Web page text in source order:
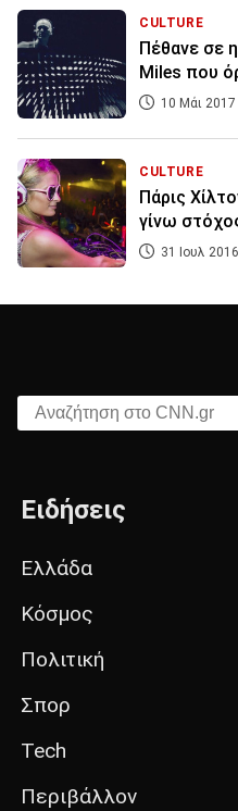
CULTURE
Πέθανε σε
Miles που
10 Μάι 2017
CULTURE
Πάρις
γίνω
31 Ιουλ
Αναζήτηση στο CNN.gr
Ειδήσεις
Ελλάδα
Κόσμος
Πολιτική
Σπορ
Tech
Περιβάλλον